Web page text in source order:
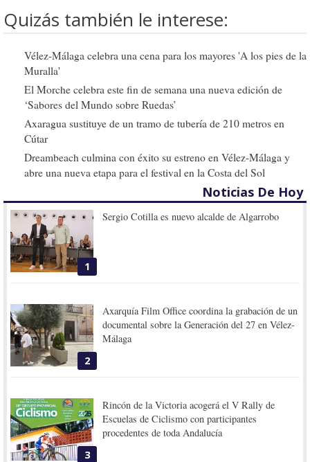
Quizás también le interese:
Vélez-Málaga celebra una cena para los mayores 'A los pies de la
Muralla'
El Morche celebra este fin de semana una nueva edición de
‘Sabores del Mundo sobre Ruedas’
Axaragua sustituye de un tramo de tubería de 210 metros en
Cútar
Dreambeach culmina con éxito su estreno en Vélez-Málaga y
abre una nueva etapa para el festival en la Costa del Sol
Noticias De Hoy
1
Sergio Cotilla es nuevo alcalde de Algarrobo
2
Axarquía Film Office coordina la grabación de un
documental sobre la Generación del 27 en Vélez-
Málaga
3
Rincón de la Victoria acogerá el V Rally de
Escuelas de Ciclismo con participantes
procedentes de toda Andalucía